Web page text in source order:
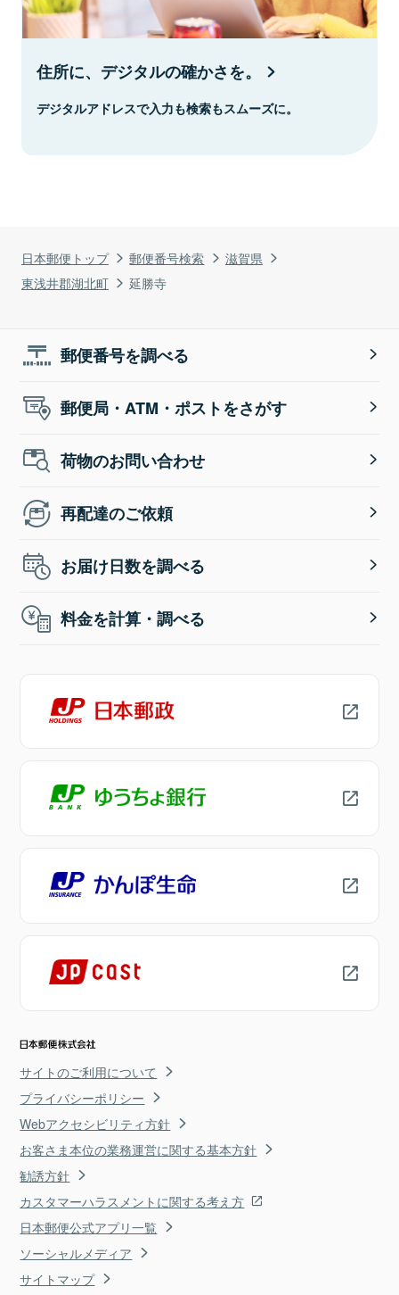
日本郵便トップ 郵便番号検索
滋賀県
東浅井郡湖北町
延勝寺
住所に、デジタルの確かさを。
デジタルアドレスで入力も検索もスムーズに。
郵便番号を調べる
郵便局・ATM・ポストをさがす
荷物のお問い合わせ
再配達のご依頼
お届け日数を調べる
料金を計算・調べる
サイトのご利用について
プライバシーポリシー
Webアクセシビリティ方針
お客さま本位の業務運営に関する基本方針
勧誘方針
カスタマーハラスメントに関する考え方
日本郵便公式アプリ一覧
ソーシャルメディア
サイトマップ